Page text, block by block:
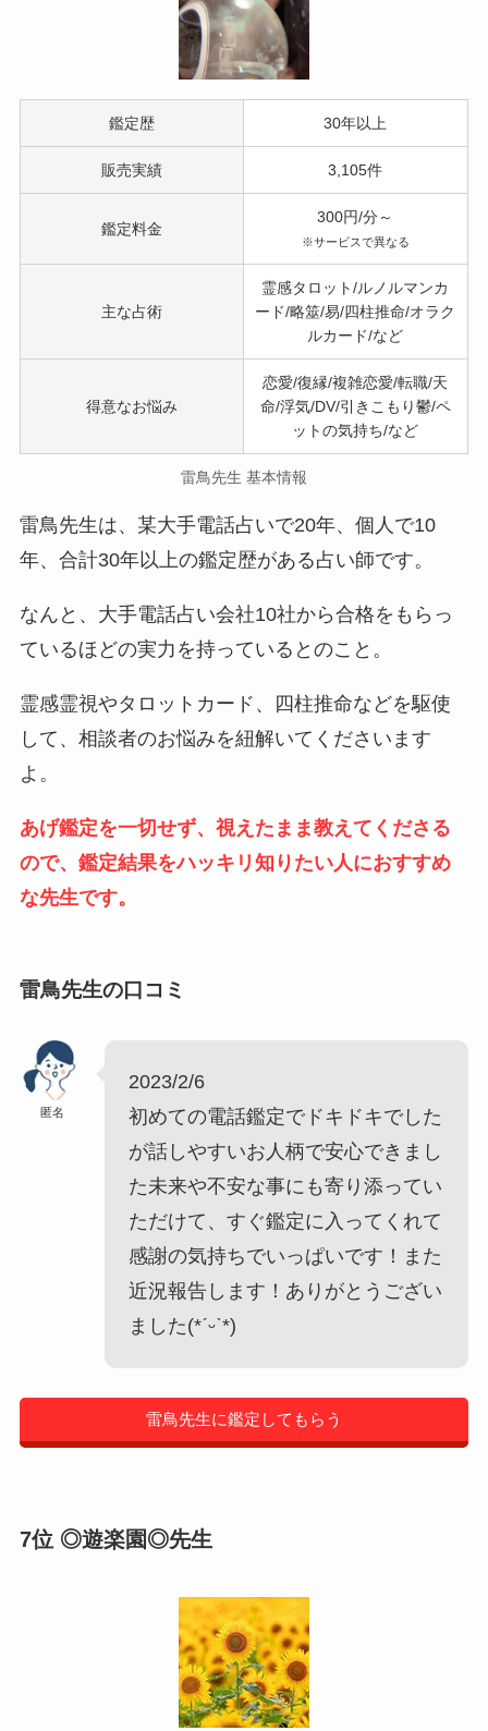
鑑定歴 30年以上
販売実績 3,105件
鑑定料金
300円/分～
※サービスで異なる
主な占術
霊感タロット/ルノルマンカ
ード/略筮/易/四柱推命/オラク
ルカード/など
得意なお悩み
恋愛/復縁/複雑恋愛/転職/天
命/浮気/DV/引きこもり鬱/ペ
ットの気持ち/など
雷鳥先生 基本情報
雷鳥先生は、某大手電話占いで20年、個人で10
年、合計30年以上の鑑定歴がある占い師です。
なんと、大手電話占い会社10社から合格をもらっ
ているほどの実力を持っているとのこと。
霊感霊視やタロットカード、四柱推命などを駆使
して、相談者のお悩みを紐解いてくださいます
よ。
あげ鑑定を一切せず、視えたまま教えてくださる
ので、鑑定結果をハッキリ知りたい人におすすめ
な先生です。
雷鳥先生の口コミ
匿名
2023/2/6
初めての電話鑑定でドキドキでした
が話しやすいお人柄で安心できまし
た未来や不安な事にも寄り添ってい
ただけて、すぐ鑑定に入ってくれて
感謝の気持ちでいっぱいです！また
近況報告します！ありがとうござい
ました(*ˊᵕˋ*)
雷鳥先生に鑑定してもらう
7位 ◎遊楽園◎先生